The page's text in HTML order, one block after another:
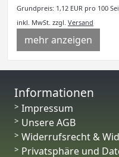
Grundpreis: 1,12 EUR pro 100
inkl. MwSt. zzgl. Versand
mehr anzeigen
Informationen
Impressum
Unsere AGB
Widerrufsrecht &
Privatsphäre und